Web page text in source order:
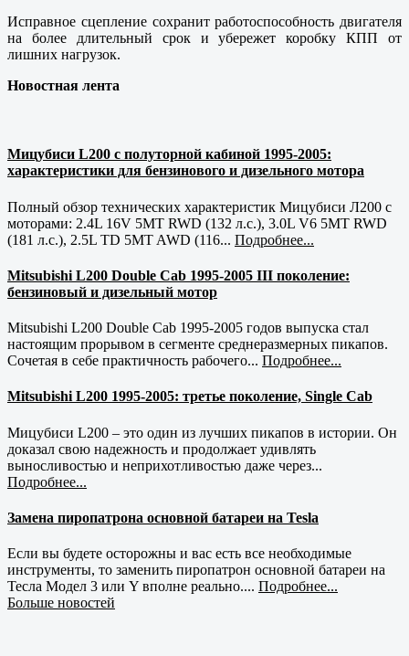
Исправное сцепление сохранит работоспособность двигателя
на более длительный срок и убережет коробку КПП от
лишних нагрузок.
Новостная лента
Мицубиси L200 с полуторной кабиной 1995-2005:
характеристики для бензинового и дизельного мотора
Полный обзор технических характеристик Мицубиси Л200 с
моторами: 2.4L 16V 5MT RWD (132 л.с.), 3.0L V6 5MT RWD
(181 л.с.), 2.5L TD 5MT AWD (116... Подробнее...
Mitsubishi L200 Double Cab 1995-2005 III поколение:
бензиновый и дизельный мотор
Mitsubishi L200 Double Cab 1995-2005 годов выпуска стал
настоящим прорывом в сегменте среднеразмерных пикапов.
Сочетая в себе практичность рабочего... Подробнее...
Mitsubishi L200 1995-2005: третье поколение, Single Cab
Мицубиси L200 – это один из лучших пикапов в истории. Он
доказал свою надежность и продолжает удивлять
выносливостью и неприхотливостью даже через...
Подробнее...
Замена пиропатрона основной батареи на Tesla
Если вы будете осторожны и вас есть все необходимые
инструменты, то заменить пиропатрон основной батареи на
Тесла Модел 3 или Y вполне реально.... Подробнее...
Больше новостей